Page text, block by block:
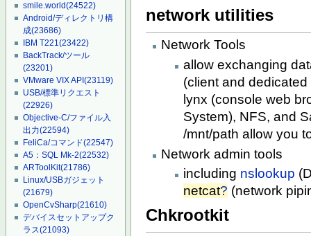
smile.world(24522)
Android/ディレクトリ構
成(23686)
IBM T221(23422)
BackTrack/ツール
(23201)
VMware VIX API(23119)
USB/標準リクエスト
(22926)
Objective-C/ファイル入
出力(22594)
FeliCa/コマンド(22547)
A5：SQL Mk-2(22532)
ARToolKit(21786)
Linux/USBガジェット
(21679)
OpenCvSharp(21610)
デバイスセットアップク
ラス(21093)
network utilities
Network Tools
allow exchanging
(client and
lynx (console web
System), NFS, and
/mnt/path allow you
Network admin tools
including nslookup
netcat? (network
Chkrootkit